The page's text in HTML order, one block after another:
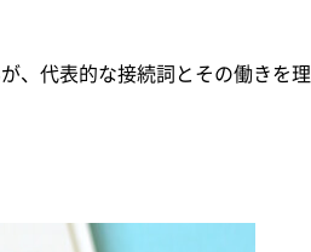
、代表的な接続詞とその働きを理